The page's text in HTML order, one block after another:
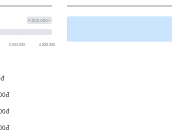
4.000.000+
3.000.000 4.000.000